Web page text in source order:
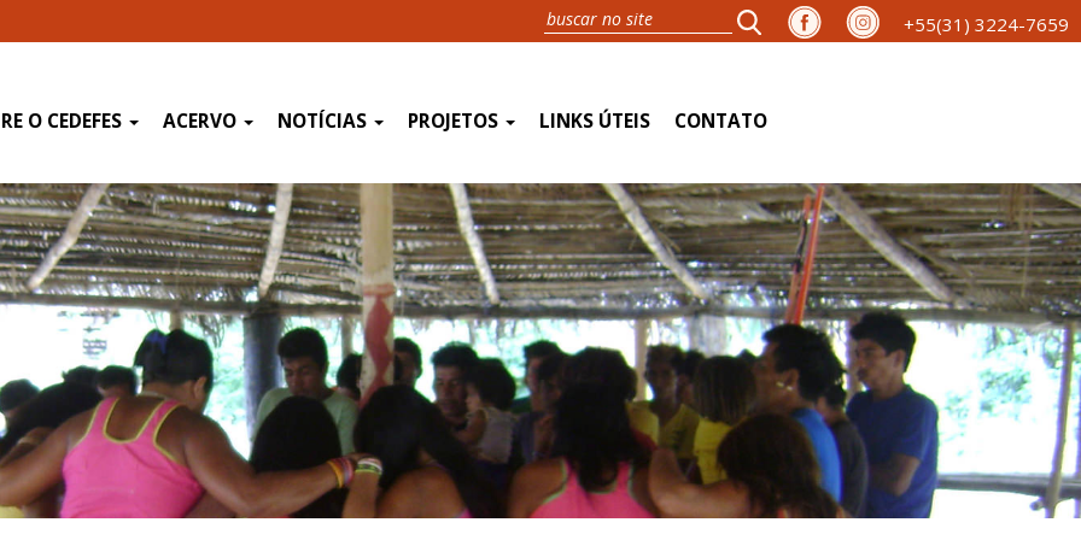
+55(31) 3224-7659
O CEDEFES ACERVO NOTÍCIAS PROJETOS LINKS ÚTEIS CONTATO